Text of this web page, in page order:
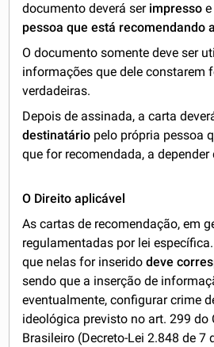
documento deverá serimpresso
pessoa que está recomendando
O documento somente deve ser
informações que dele constarem
verdadeiras.
Depois de assinada, a carta
destinatário pelo própria pessoa
que for recomendada, a
O Direito aplicável
As cartas de recomendação, em
regulamentadas por lei
que nelas for inseridodeve
sendo que a inserção de
eventualmente, configurar crime
ideológica previsto no art. 299 do
Brasileiro (Decreto-Lei 2.848 de 7